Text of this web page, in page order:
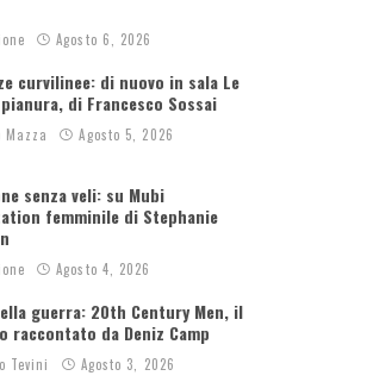
Agosto 6, 2026
curvilinee: di nuovo in sala Le
di Francesco Sossai
Mazza Agosto 5, 2026
senza veli: su Mubi
femminile di Stephanie
Agosto 4, 2026
guerra: 20th Century Men, il
raccontato da Deniz Camp
Tevini Agosto 3, 2026